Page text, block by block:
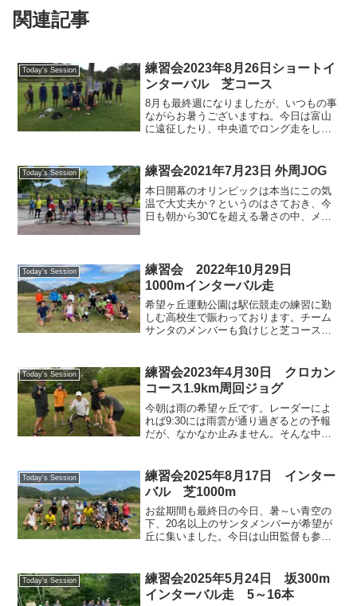
関連記事
Today's Session
練習会2023年8月26日ショートイ
ンターバル 芝コース
8月も最終週になりましたが、いつもの事
ながらお暑うございますね。今日は富山
に遠征したり、中央道でロング走をした
計測してくださった芝200mコースでのシ
ョートインターバル...
Today's Session 練習会2021年7月23日 外周JOG
本日開幕のオリンピックは本当にこの気
温で大丈夫か？というのはさておき、今
日も朝から30℃を超える暑さの中、メン
なりました関目キャプ...
Today's Session
練習会 2022年10月29日
1000mインターバル走
希望ヶ丘運動公園は駅伝競走の練習に勤
しむ高校生で賑わっております。チーム
サンタのメンバーも負けじと芝コースで
はいい意味での刺激走になりました。明
日の金沢マラソンに参...
Today's Session
練習会2023年4月30日 クロカン
コース1.9km周回ジョグ
今朝は雨の希望ヶ丘です。レーダーによ
れば9:30には雨雲が通り過ぎるとの予報
だが、なかなか止みません。そんな中で
コースのジョグを楽しみました。今日も
楽しくランニング🎵...
Today's Session
練習会2025年8月17日 インター
バル 芝1000m
お盆期間も最終日の今日、暑～い青空の
下、20名以上のサンタメンバーが希望が
丘に集いました。今日は山田監督も参加
や、無理のない範囲でトレーニングいた
だきたい旨等、お話がありま...
Today's Session
練習会2025年5月24日 坂300m
インターバル走 5～16本